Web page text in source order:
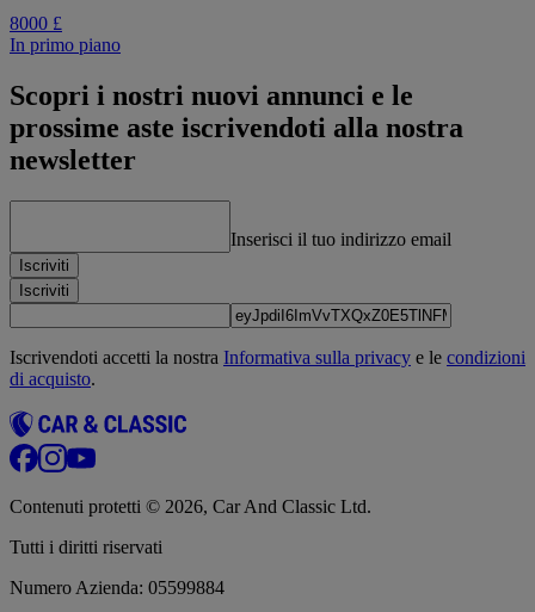
8000 £
In primo piano
Scopri i nostri nuovi annunci e le
prossime aste iscrivendoti alla nostra
newsletter
Inserisci il tuo indirizzo email
Iscriviti
Iscriviti
Iscrivendoti accetti la nostra Informativa sulla privacy e le condizioni
di acquisto.
Contenuti protetti © 2026, Car And Classic Ltd.
Tutti i diritti riservati
Numero Azienda: 05599884